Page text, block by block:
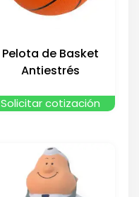
Pelota de Basket
Antiestrés
Solicitar cotización